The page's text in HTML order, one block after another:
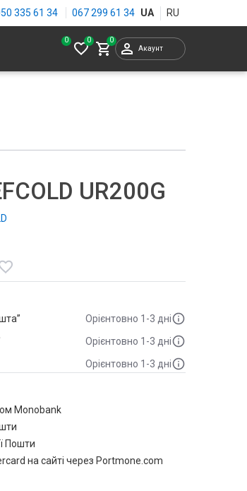
335 61 34 067 299 61 34
0
Акаунт
UR200G
Орієнтовно 1-3 дні
Орієнтовно 1-3 дні
Орієнтовно 1-3 дні
Monobank
Пошти
на сайті через Portmone.com